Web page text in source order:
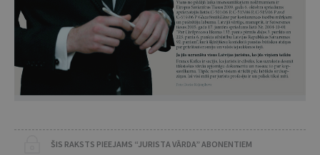
ŠIS RAKSTS PIEEJAMS “JURISTA VĀRDA” ABONENTIEM